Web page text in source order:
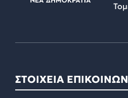
ΣΤΟΙΧΕΙΑ